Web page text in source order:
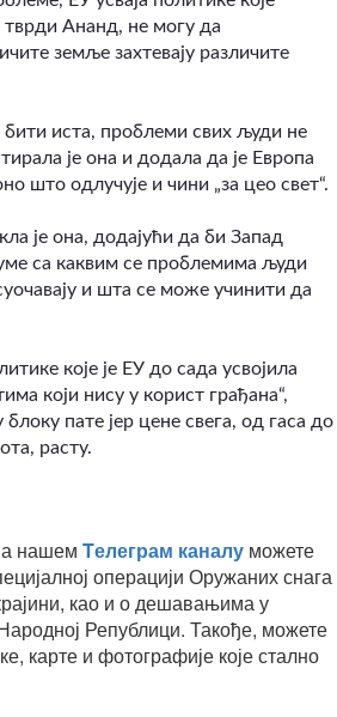
Ананд, не могу да
земље захтевају различите
иста, проблеми свих људи не
је она и додала да је Европа
што одлучује и чини „за цео свет“.
је она, додајући да би Запад
са каквим се проблемима људи
и шта се може учинити да
које је ЕУ до сада усвојила
који нису у корист грађана“,
пате јер цене свега, од гаса до
расту.
нашем Tелеграм каналу можете
операцији Оружаних снага
као и о дешавањима у
Републици. Такође, можете
карте и фотографије које стално